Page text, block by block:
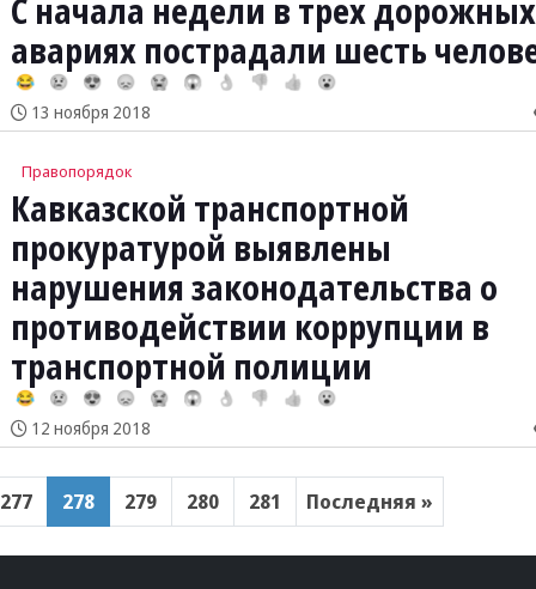
С начала недели в трех дорожных
авариях пострадали шесть
😂 😢 😍 😞 😭 😱 👌 👎 👍 😮
13 ноября 2018
Правопорядок
Кавказской транспортной
прокуратурой выявлены
нарушения законодательства о
противодействии коррупции в
транспортной полиции
😂 😢 😍 😞 😭 😱 👌 👎 👍 😮
12 ноября 2018
277 278 279 280 281 Последняя »